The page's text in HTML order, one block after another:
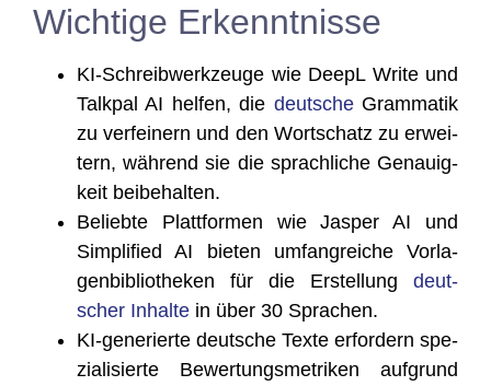
Wichtige Erkenntnisse
KI-Schreib­werk­zeu­ge wie DeepL Wri­te und
Talk­pal AI hel­fen, die deut­scheGram­ma­tik
zu ver­fei­nern und den Wort­schatz zu erwei­
tern, wäh­rend sie die sprach­li­che Genau­ig­
keit beibehalten.
Belieb­te Platt­for­men wie Jas­per AI und
Sim­pli­fied AI bie­ten umfang­rei­che Vor­la­
gen­bi­blio­the­ken für die Erstel­lung deut­
scher Inhal­te in über 30 Sprachen.
KI-gene­rier­te deut­sche Tex­te erfor­dern spe­
zia­li­sier­te Bewer­tungs­me­tri­ken auf­grund